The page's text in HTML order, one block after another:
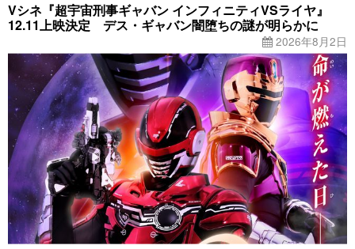
Vシネ『超宇宙刑事ギャバン インフィニティVSライヤ』
12.11上映決定 デス・ギャバン闇堕ちの謎が明らかに
2026年8月2日